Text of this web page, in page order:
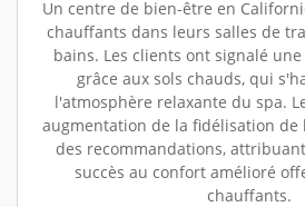
Un centre de bien-être en
chauffants dans leurs salles de
bains. Les clients ont signalé
grâce aux sols chauds, qui
l'atmosphère relaxante du spa.
augmentation de la fidélisation de
des recommandations,
succès au confort amélioré
chauffants.